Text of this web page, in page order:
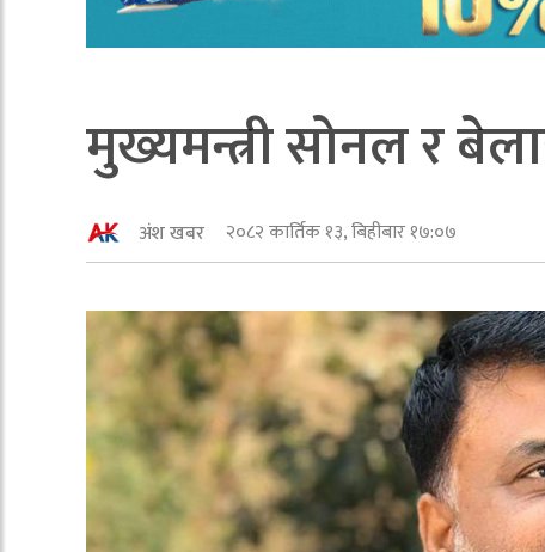
मुख्यमन्त्री सोनल र
अंश खबर २०८२ कार्तिक १३, बिहीबार १७:०७